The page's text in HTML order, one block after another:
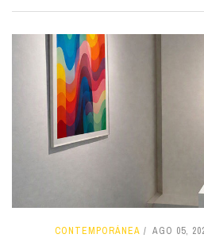
CONTEMPORÁNEA AGO 05,